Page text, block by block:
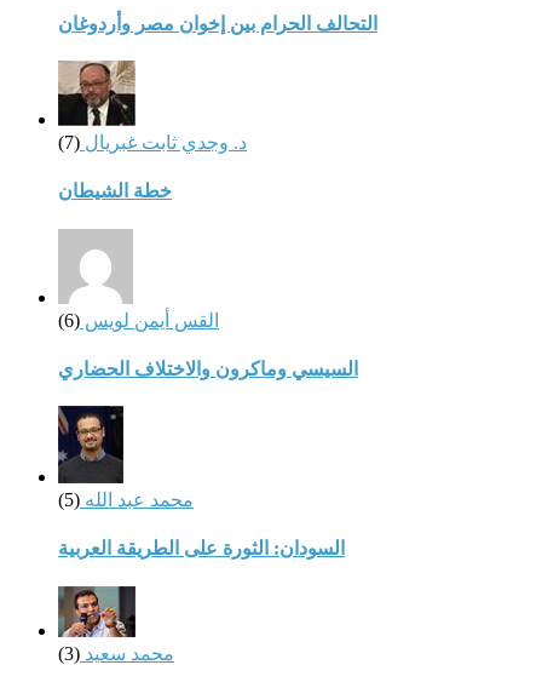
التحالف الحرام بين إخوان مصر وأردوغان
د. وجدي ثابت غبريال (7)
خطة الشيطان
القس أيمن لويس (6)
السيسي وماكرون والاختلاف الحضاري
محمد عبد الله (5)
السودان: الثورة على الطريقة العربية
محمد سعيد (3)